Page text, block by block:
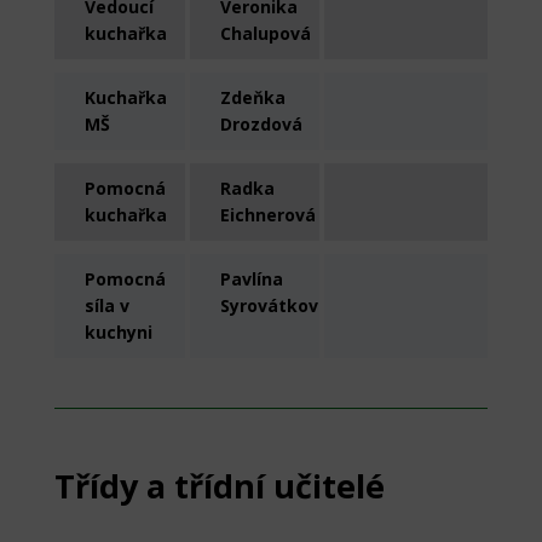
Vedoucí
kuchařka
Veronika
Chalupová
Kuchařka
MŠ
Zdeňka
Drozdová
Pomocná
kuchařka
Radka
Eichnerová
Pomocná
síla v
kuchyni
Pavlína
Syrovátková
Třídy a třídní učitelé